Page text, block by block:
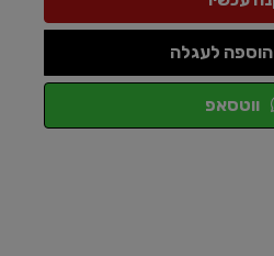
הוספה לעגלה
ווטסאפ